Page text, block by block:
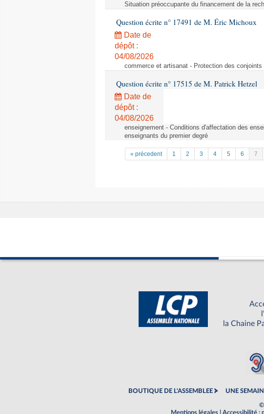
Situation préoccupante du financement de la
Question écrite n° 17491 de M. Éric Michoux
Date de
dépôt :
04/08/2026
commerce et artisanat - Protection des
Question écrite n° 17515 de M. Patrick Hetzel
Date de
dépôt :
04/08/2026
enseignement - Conditions d'affectation des
enseignants du premier degré
« précedent 1 2 3 4 5 6 7
la Chaine
BOUTIQUE DE L'ASSEMBLEE UNE
Mentions légales
Accessibilité :